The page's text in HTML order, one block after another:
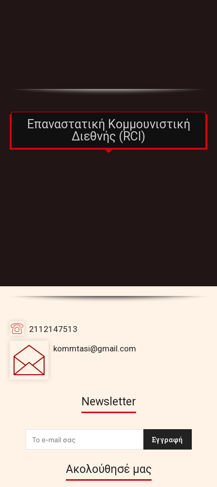
Επαναστατική Κομμουνιστική
Διεθνής (RCI)
2112147513
kommtasi@gmail.com
Newsletter
Εγγραφή
Ακολούθησέ μας